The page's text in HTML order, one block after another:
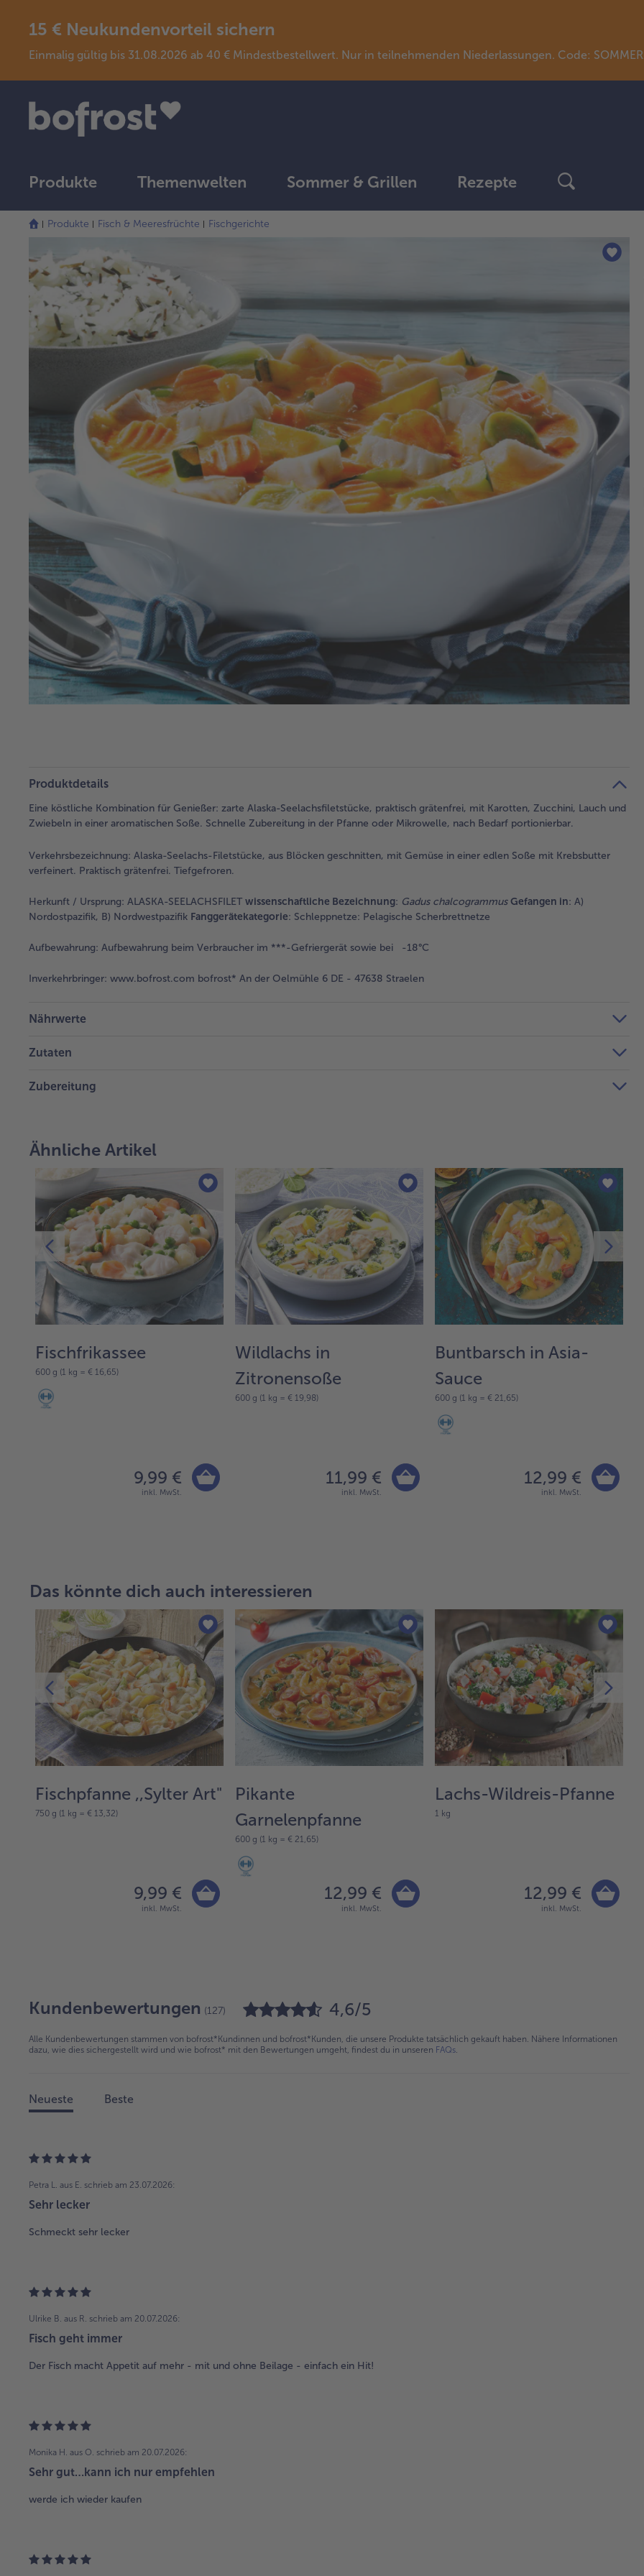
15 € Neukundenvorteil sichern
Einmalig gültig bis 31.08.2026 ab 40 € Mindestbestellwert. Nur in teilnehmenden Niederlassungen. Code:
Produkte Themenwelten Sommer & Grillen Rezepte
Produkte Fisch & Meeresfrüchte Fischgerichte
Produktdetails
Eine köstliche Kombination für Genießer: zarte Alaska-Seelachsfiletstücke, praktisch grätenfrei, mit Karotten, Zucchini, Lauch und
Zwiebeln in einer aromatischen Soße. Schnelle Zubereitung in der Pfanne oder Mikrowelle, nach Bedarf portionierbar.
Verkehrsbezeichnung: Alaska-Seelachs-Filetstücke, aus Blöcken geschnitten, mit Gemüse in einer edlen Soße mit Krebsbutter
verfeinert. Praktisch grätenfrei. Tiefgefroren.
Herkunft / Ursprung: ALASKA-SEELACHSFILET wissenschaftliche Bezeichnung: Gadus chalcogrammus Gefangen in: A)
Nordostpazifik, B) Nordwestpazifik Fanggerätekategorie: Schleppnetze: Pelagische Scherbrettnetze
Aufbewahrung: Aufbewahrung beim Verbraucher im ***-Gefriergerät sowie bei -18°C
Inverkehrbringer: www.bofrost.com bofrost* An der Oelmühle 6 DE - 47638 Straelen
Nährwerte
Zutaten
Zubereitung
Ähnliche Artikel
Fischfrikassee
600 g (1 kg = € 16,65)
9,99 €
inkl. MwSt.
Wildlachs in
Zitronensoße
600 g (1 kg = € 19,98)
11,99 €
inkl. MwSt.
Buntbarsch in Asia-
Sauce
600 g (1 kg = € 21,65)
12,99 €
inkl. MwSt.
Das könnte dich auch interessieren
Fischpfanne ,,Sylter Art"
750 g (1 kg = € 13,32)
9,99 €
inkl. MwSt.
Pikante
Garnelenpfanne
600 g (1 kg = € 21,65)
12,99 €
inkl. MwSt.
Lachs-Wildreis-Pfanne
1 kg
12,99 €
inkl. MwSt.
Kundenbewertungen (127) 4,6/5
Alle Kundenbewertungen stammen von bofrost*Kundinnen und bofrost*Kunden, die unsere Produkte tatsächlich gekauft haben. Nähere Informationen
dazu, wie dies sichergestellt wird und wie bofrost* mit den Bewertungen umgeht, findest du in unseren FAQs
Neueste Beste
Petra L. aus E. schrieb am 23.07.2026:
Sehr lecker
Schmeckt sehr lecker
Ulrike B. aus R. schrieb am 20.07.2026:
Fisch geht immer
Der Fisch macht Appetit auf mehr - mit und ohne Beilage - einfach ein Hit!
Monika H. aus O. schrieb am 20.07.2026:
Sehr gut…kann ich nur empfehlen
werde ich wieder kaufen